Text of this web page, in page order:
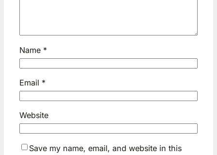
Name *
Email *
Website
Save my name, email, and website in this